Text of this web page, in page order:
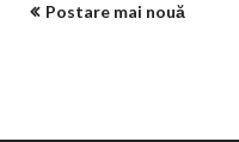
Postare mai nouă